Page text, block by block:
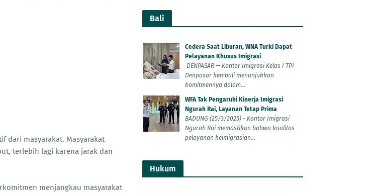
dari masyarakat. Masyarakat
terlebih lagi karena jarak dan
menjangkau masyarakat
Bali
Cedera Saat Liburan, WNA Turki Dapat
Pelayanan Khusus Imigrasi
DENPASAR — Kantor Imigrasi Kelas I TPI
Denpasar kembali menunjukkan
komitmennya dalam...
WFA Tak Pengaruhi Kinerja Imigrasi
Ngurah Rai, Layanan Tetap Prima
BADUNG (25/3/2025) - Kantor Imigrasi
Ngurah Rai memastikan bahwa kualitas
pelayanan keimigrasian...
Hukum